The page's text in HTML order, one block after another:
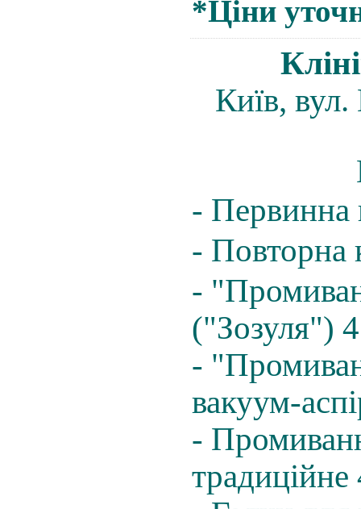
*Ціни
Київ,
- Первинна
- Повторна
-
("Зозуля")
-
вакуум-
-